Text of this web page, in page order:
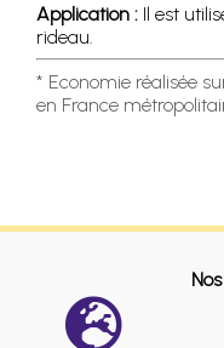
Application : Il est
rideau.
* Economie réalisée
en France